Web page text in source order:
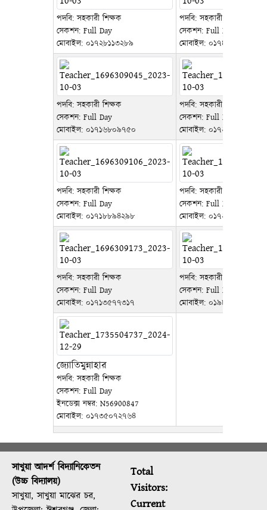
পদবি: সহকারী শিক্ষক
সেকশন: Full Day
মোবাইল: ০১৭২৮১১৩২৮৯
পদবি: সহকারী শিক্ষক
সেকশন: Full Day
মোবাইল: ০১৭৪৬২২২৯২১০
পদবি: সহকারী শিক্ষক
সেকশন: Full Day
মোবাইল: ০১৭১৬৮০৯৭৫০
পদবি: সহকারী শিক্ষক
সেকশন: Full Day
মোবাইল: ০১৭২২২৪৫১০৪
পদবি: সহকারী শিক্ষক
সেকশন: Full Day
মোবাইল: ০১৭১৮৮৯৪২৯৮
পদবি: সহকারী শিক্ষক,
সেকশন: Full Day
মোবাইল: ০১৭২৫৮৮৮২৪৬
পদবি: সহকারী শিক্ষক
সেকশন: Full Day
মোবাইল: ০১৭১৩৫৭৭৩১৭
পদবি: সহকারী শিক্ষক
সেকশন: Full Day
মোবাইল: ০১৯৮৮৪৬২০৫১
জ্যোতিমুন্নাহার
পদবি: সহকারী শিক্ষক
সেকশন: Full Day
ইনডেক্স নম্বর: N56900847
মোবাইল: ০১৭৩৫০৭২৭৬৪
সাখুয়া আদর্শ বিদ্যানিকেতন
(উচ্চ বিদ্যালয়)
সাখুয়া, সাখুয়া মাঝের চর,
Total
Visitors:
Current